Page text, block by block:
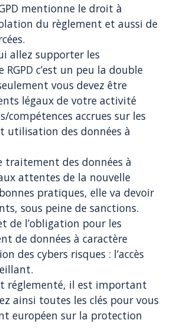
mentionne le droit à
du règlement et aussi de
allez supporter les
c’est un peu la double
vous devez être
légaux de votre activité
compétences accrues sur les
utilisation des données à
traitement des données à
attentes de la nouvelle
pratiques, elle va devoir
sous peine de sanctions.
de l’obligation pour les
de données à caractère
des cybers risques : l’accès
réglementé, il est important
ainsi toutes les clés pour vous
européen sur la protection